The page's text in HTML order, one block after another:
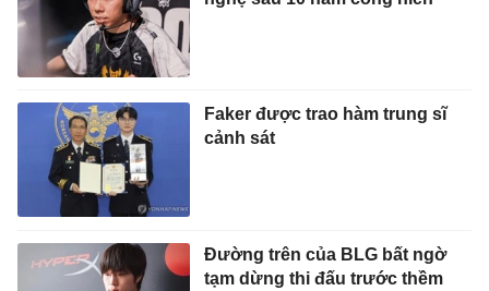
Faker được trao hàm trung sĩ
cảnh sát
Đường trên của BLG bất ngờ
tạm dừng thi đấu trước thềm